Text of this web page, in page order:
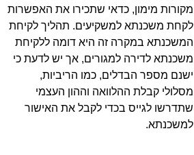
מקורות מימון, כדאי שתכירו את האפשרות
לקחת משכנתא למשקיעים. תהליך לקיחת
המשכנתא במקרה זה היא דומה ללקיחת
משכנתא לדירה למגורים, אך יש לדעת כי
ישנם מספר הבדלים, כמו הריביות,
מסלולי קבלת ההלוואה וההון העצמי
שתדרשו לגייס בכדי לקבל את האישור
למשכנתא.